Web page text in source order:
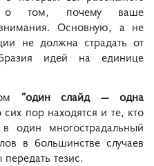
о том, почему ваше
Основную, а не
не должна страдать от
идей на единице
“один слайд — одна
пор находятся и те, кто
один многострадальный
в большинстве случаев
тезис.